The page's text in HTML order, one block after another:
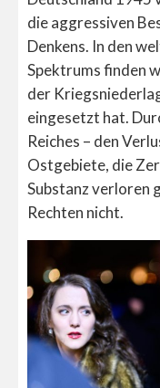
die aggressiven
Denkens. In den
Spektrums finden
der
eingesetzt hat.
Reiches – den
Ostgebiete, die
Substanz verloren
Rechten nicht.